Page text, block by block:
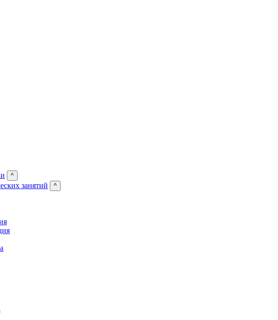
^
занятий ^